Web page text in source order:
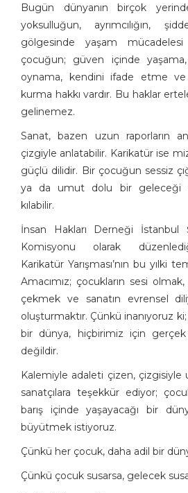
Bugün dünyanın birçok
yoksulluğun, ayrımcılığın,
gölgesinde yaşam
çocuğun; güven içinde
oynama, kendini ifade etme
kurma hakkı vardır. Bu haklar
gelinemez.
Sanat, bazen uzun raporların
çizgiyle anlatabilir. Karikatür ise
güçlü dilidir. Bir çocuğun sessiz
ya da umut dolu bir geleceği
kılabilir.
İnsan Hakları Derneği İstanbul
Komisyonu olarak
Karikatür Yarışması’nın bu yılki
Amacımız; çocukların sesi
çekmek ve sanatın evrensel
oluşturmaktır. Çünkü inanıyoruz
bir dünya, hiçbirimiz için gerçek
değildir.
Kalemiyle adaleti çizen,
sanatçılara teşekkür ediyor;
barış içinde yaşayacağı bir
büyütmek istiyoruz.
Çünkü her çocuk, daha adil bir
Çünkü çocuk susarsa, gelecek